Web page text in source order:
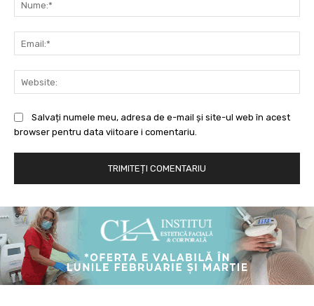
Salvați numele meu, adresa de e-mail și site-ul web în acest
browser pentru data viitoare i comentariu.